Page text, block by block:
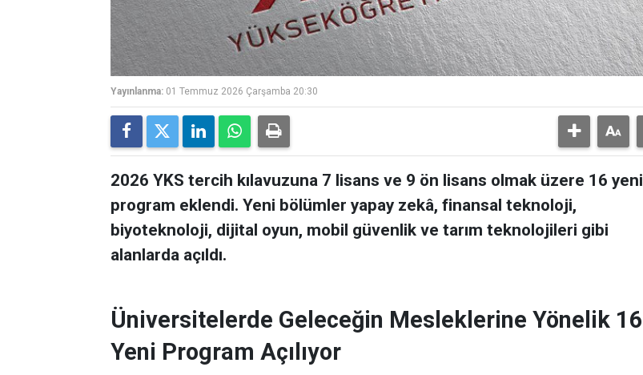
Yayınlanma: 01 Temmuz 2026 Çarşamba 20:30
2026 YKS tercih kılavuzuna 7 lisans ve 9 ön lisans olmak üzere 16 yeni
program eklendi. Yeni bölümler yapay zekâ, finansal teknoloji,
biyoteknoloji, dijital oyun, mobil güvenlik ve tarım teknolojileri gibi
alanlarda açıldı.
Üniversitelerde Geleceğin Mesleklerine Yönelik 16
Yeni Program Açılıyor